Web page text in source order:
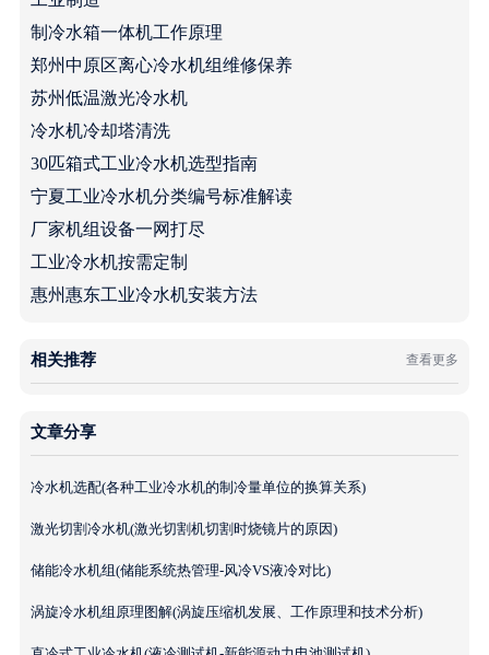
制冷水箱一体机工作原理
郑州中原区离心冷水机组维修保养
苏州低温激光冷水机
冷水机冷却塔清洗
30匹箱式工业冷水机选型指南
宁夏工业冷水机分类编号标准解读
厂家机组设备一网打尽
工业冷水机按需定制
惠州惠东工业冷水机安装方法
相关推荐 查看更多
文章分享
冷水机选配(各种工业冷水机的制冷量单位的换算关系)
激光切割冷水机(激光切割机切割时烧镜片的原因)
储能冷水机组(储能系统热管理-风冷VS液冷对比)
涡旋冷水机组原理图解(涡旋压缩机发展、工作原理和技术分析)